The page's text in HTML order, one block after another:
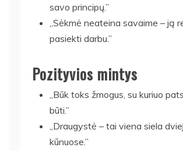
savo principų.”
„Sėkmė neateina savaime – ją
pasiekti darbu.”
Pozityvios mintys
„Būk toks žmogus, su kuriuo
būti.”
„Draugystė – tai viena siela
kūnuose.”